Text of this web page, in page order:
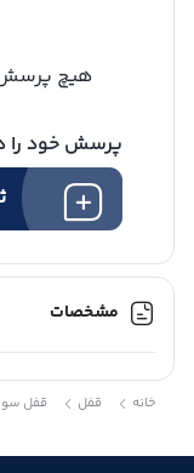
هیچ
پرسش خود را
مشخصات
خانه قفل قفل